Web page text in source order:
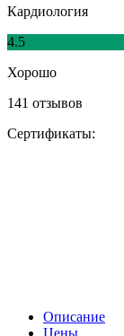
Кардиология
4.5
Хорошо
141 отзывов
Сертификаты:
Описание
Цены